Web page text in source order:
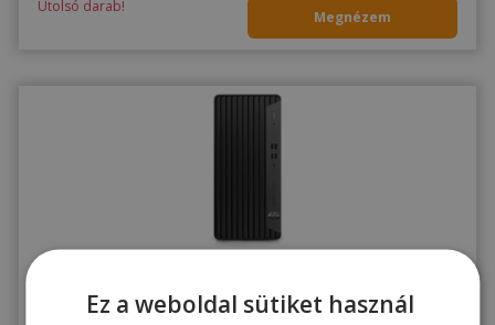
Utolsó darab!
Megnézem
HP Elite Tower 600 G9 - 16011619
Ez a weboldal sütiket használ